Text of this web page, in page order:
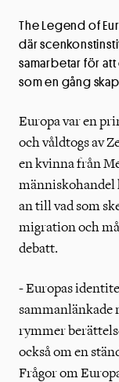
The Legend of
där
samarbetar för
som en gång
Europa var en
och våldtogs av
en kvinna från
människohandel
an till vad som
migration och
debatt.
- Europas
sammanlänkade
rymmer
också om en
Frågor om